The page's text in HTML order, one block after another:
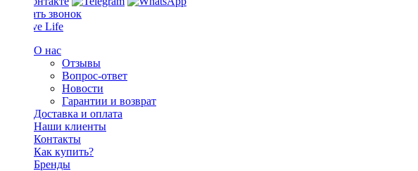
Заказать звонок
О нас
Отзывы
Вопрос-ответ
Новости
Гарантии и возврат
Доставка и оплата
Наши клиенты
Контакты
Как купить?
Бренды